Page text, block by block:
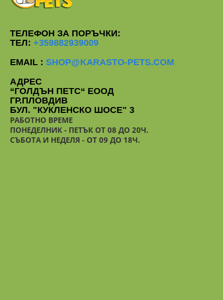
ТЕЛЕФОН ЗА ПОРЪЧКИ:
ТЕЛ: +359882939009
EMAIL : SHOP@KARASTO-PETS.COM
АДРЕС
“ГОЛДЪН ПЕТС“ ЕООД
ГР.ПЛОВДИВ
БУЛ. "КУКЛЕНСКО ШОСЕ" 3
РАБОТНО ВРЕМЕ
ПОНЕДЕЛНИК - ПЕТЪК ОТ 08 ДО 20Ч.
СЪБОТА И НЕДЕЛЯ - ОТ 09 ДО 18Ч.